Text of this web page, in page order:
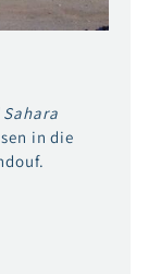
in die